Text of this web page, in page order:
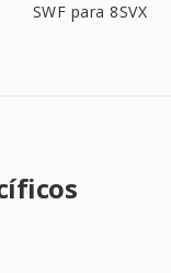
SWF para 8SVX